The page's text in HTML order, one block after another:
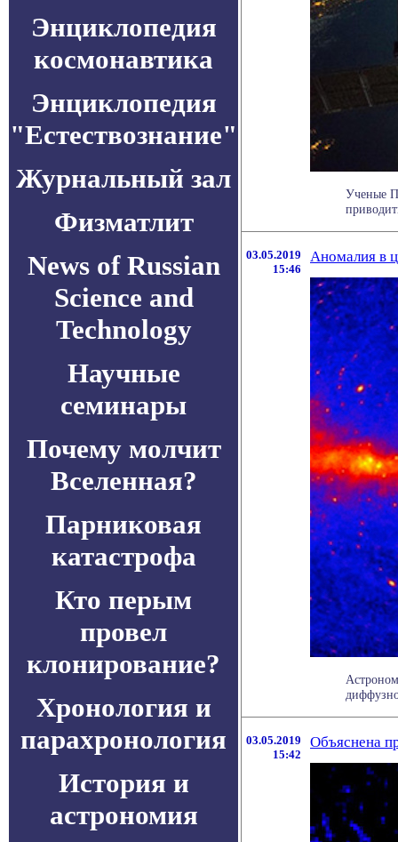
Энциклопедия
космонавтика
Энциклопедия
"Естествознание"
Журнальный зал
Физматлит
News of Russian
Science and
Technology
Научные
семинары
Почему молчит
Вселенная?
Парниковая
катастрофа
Кто перым
провел
клонирование?
Хронология и
парахронология
История и
астрономия
Ученые
03.05.2019
15:46
Аномалия в
03.05.2019
15:42
Объяснена